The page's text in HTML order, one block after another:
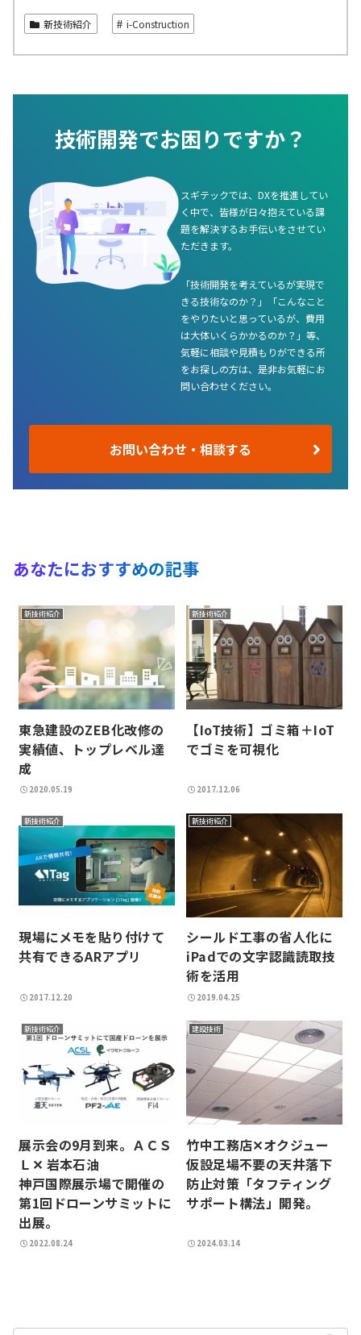
新技術紹介 i-Construction
技術開発でお困りですか？
スギテックでは、DXを推進してい
く中で、皆様が日々抱えている課
題を解決するお手伝いをさせてい
ただきます。
「技術開発を考えているが実現で
きる技術なのか？」「こんなこと
をやりたいと思っているが、費用
は大体いくらかかるのか？」等、
気軽に相談や見積もりができる所
をお探しの方は、是非お気軽にお
問い合わせください。
お問い合わせ・相談する
あなたにおすすめの記事
新技術紹介
東急建設のZEB化改修の
実績値、トップレベル達
成
2020.05.19
新技術紹介
【IoT技術】ゴミ箱＋IoT
でゴミを可視化
2017.12.06
新技術紹介
現場にメモを貼り付けて
共有できるARアプリ
2017.12.20
新技術紹介
シールド工事の省人化に
iPadでの文字認識読取技
術を活用
2019.04.25
新技術紹介
展示会の9月到来。ＡＣＳ
Ｌ✕ 岩本石油
神戸国際展示場で開催の
第1回ドローンサミットに
出展。
2022.08.24
建設技術
竹中工務店✕オクジュー
仮設足場不要の天井落下
防止対策「タフティング
サポート構法」開発。
2024.03.14